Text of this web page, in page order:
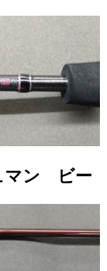
ン ビー